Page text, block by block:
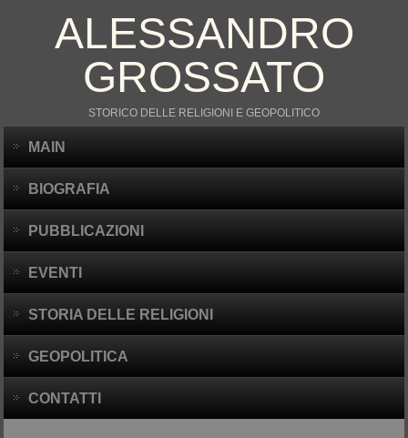
ALESSANDRO
GROSSATO
STORICO DELLE RELIGIONI E GEOPOLITICO
MAIN
BIOGRAFIA
PUBBLICAZIONI
EVENTI
STORIA DELLE RELIGIONI
GEOPOLITICA
CONTATTI